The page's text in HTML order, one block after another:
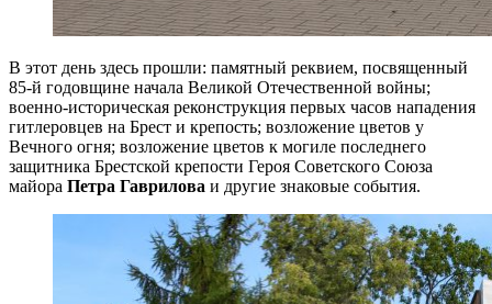
В этот день здесь прошли: памятный реквием, посвященный
85-й годовщине начала Великой Отечественной войны;
военно-историческая реконструкция первых часов нападения
гитлеровцев на Брест и крепость; возложение цветов у
Вечного огня; возложение цветов к могиле последнего
защитника Брестской крепости Героя Советского Союза
майора Петра Гаврилова и другие знаковые события.